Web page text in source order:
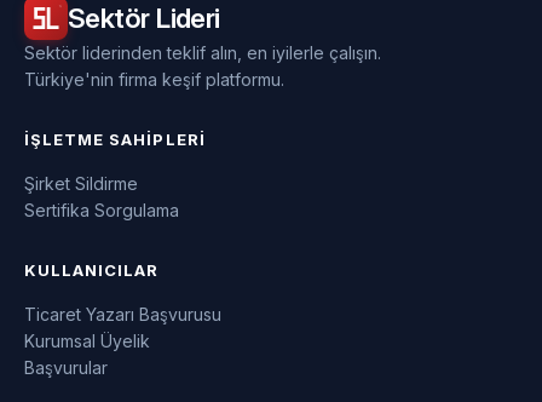
Sektör Lideri
Sektör liderinden teklif alın, en iyilerle çalışın.
Türkiye'nin firma keşif platformu.
İŞLETME SAHIPLERI
Şirket Sildirme
Sertifika Sorgulama
KULLANICILAR
Ticaret Yazarı Başvurusu
Kurumsal Üyelik
Başvurular